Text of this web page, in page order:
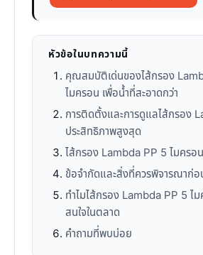
หัวข้อในบทความนี้
คุณสมบัติเด่นของไส้กรอง
ไมครอน เพื่อน้ำที่สะอาดกว่า
การติดตั้งและการดูแลไส้กรอง
ประสิทธิภาพสูงสุด
ไส้กรอง Lambda PP 5 ไมครอน
ข้อจำกัดและสิ่งที่ควรพิจารณาก่อ
ทำไมไส้กรอง Lambda PP 5 ไ
สนใจในตลาด
คำถามที่พบบ่อย